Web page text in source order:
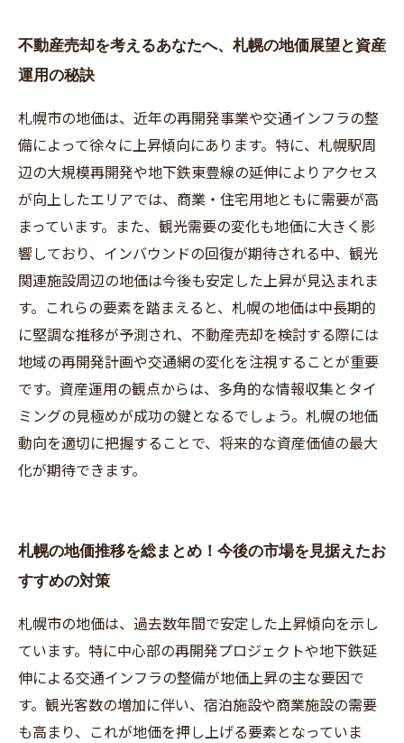
不動産売却を考えるあなたへ、札幌の地価展望と資産
運用の秘訣
札幌市の地価は、近年の再開発事業や交通インフラの整
備によって徐々に上昇傾向にあります。特に、札幌駅周
辺の大規模再開発や地下鉄東豊線の延伸によりアクセス
が向上したエリアでは、商業・住宅用地ともに需要が高
まっています。また、観光需要の変化も地価に大きく影
響しており、インバウンドの回復が期待される中、観光
関連施設周辺の地価は今後も安定した上昇が見込まれま
す。これらの要素を踏まえると、札幌の地価は中長期的
に堅調な推移が予測され、不動産売却を検討する際には
地域の再開発計画や交通網の変化を注視することが重要
です。資産運用の観点からは、多角的な情報収集とタイ
ミングの見極めが成功の鍵となるでしょう。札幌の地価
動向を適切に把握することで、将来的な資産価値の最大
化が期待できます。
札幌の地価推移を総まとめ！今後の市場を見据えたお
すすめの対策
札幌市の地価は、過去数年間で安定した上昇傾向を示し
ています。特に中心部の再開発プロジェクトや地下鉄延
伸による交通インフラの整備が地価上昇の主な要因で
す。観光客数の増加に伴い、宿泊施設や商業施設の需要
も高まり、これが地価を押し上げる要素となっていま